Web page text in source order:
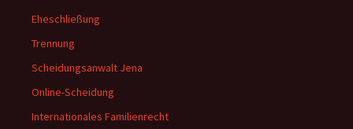
Eheschließung
Trennung
Scheidungsanwalt Jena
Online-Scheidung
Internationales Familienrecht